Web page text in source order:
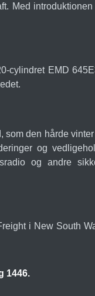
Med
cylindret EMD
den hårde
og
og andre
i New South
1446.